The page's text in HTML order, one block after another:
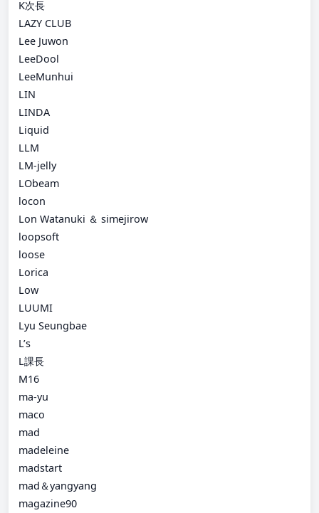
K次長
LAZY CLUB
Lee Juwon
LeeDool
LeeMunhui
LIN
LINDA
Liquid
LLM
LM-jelly
LObeam
locon
Lon Watanuki ＆ simejirow
loopsoft
loose
Lorica
Low
LUUMI
Lyu Seungbae
L’s
L課長
M16
ma-yu
maco
mad
madeleine
madstart
mad＆yangyang
magazine90